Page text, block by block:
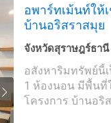
โครงการที่ถูกพัฒน
ในปี 2554 ข้อมูลโ
Residence &
Low Rise และพู
จำนวน 421 ยูนิต
และพูลวิลล่า 13
ประเภทคอนโดมิเ
บ่อผุด และยังสนุก
สำคัญ ไม่ว่าจะเป็
หมู่บ้านชาวประม
อำนวยความสะด
เทนนิส สระว่ายน้
บริการพิเศษซึ่งไ
คุณพร้อมเข้าอยู่ด้
อพาร์ทเม้นท์ให้
บ้านอริสราสมุย
จังหวัดสุราษฎร์ธานี
เม้นท์์
ระเบียง ·ที่จ
ครัวแบบผสมผสาน
·สระว่ายน้ำ·ลานร
อสังหาริมทรัพย์นี้
1 ห้องนอน มีพื้นที่
โครงการ บ้านอริ